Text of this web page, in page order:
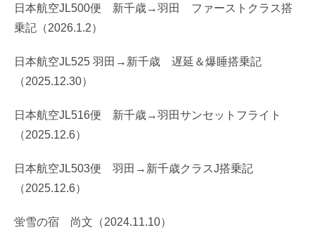
日本航空JL500便 新千歳→羽田 ファーストクラス搭
乗記（2026.1.2）
日本航空JL525 羽田→新千歳 遅延＆爆睡搭乗記
（2025.12.30）
日本航空JL516便 新千歳→羽田サンセットフライト
（2025.12.6）
日本航空JL503便 羽田→新千歳クラスJ搭乗記
（2025.12.6）
蛍雪の宿 尚文（2024.11.10）